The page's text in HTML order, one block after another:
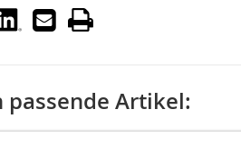
passende Artikel: